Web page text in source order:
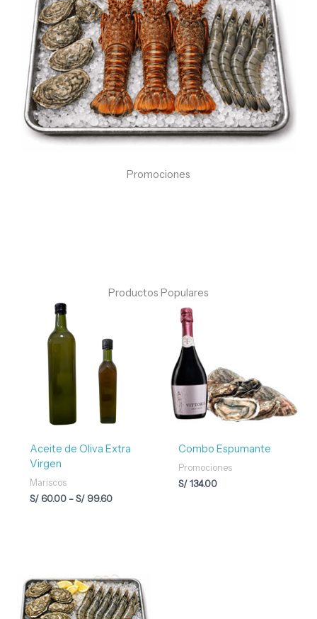
Promociones
Productos Populares
Aceite de Oliva Extra
Virgen
Mariscos
S/60.00 - S/99.60
desde
S/ 60.00
hasta
Combo Espumante
Promociones
S/134.00